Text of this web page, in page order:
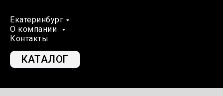
Екатеринбург
О компании
Контакты
КАТАЛОГ